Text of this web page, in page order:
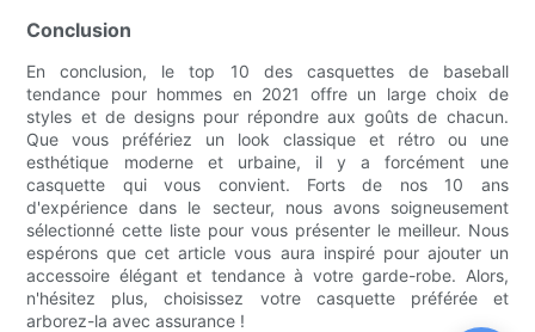
Conclusion
En conclusion, le top 10 des casquettes de baseball
tendance pour hommes en 2021 offre un large choix de
styles et de designs pour répondre aux goûts de chacun.
Que vous préfériez un look classique et rétro ou une
esthétique moderne et urbaine, il y a forcément une
casquette qui vous convient. Forts de nos 10 ans
d'expérience dans le secteur, nous avons soigneusement
sélectionné cette liste pour vous présenter le meilleur. Nous
espérons que cet article vous aura inspiré pour ajouter un
accessoire élégant et tendance à votre garde-robe. Alors,
n'hésitez plus, choisissez votre casquette préférée et
arborez-la avec assurance !